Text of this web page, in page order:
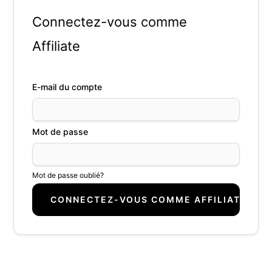
Connectez-vous comme
Affiliate
E-mail du compte
Mot de passe
Mot de passe oublié?